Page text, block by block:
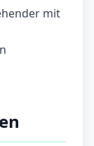
mit